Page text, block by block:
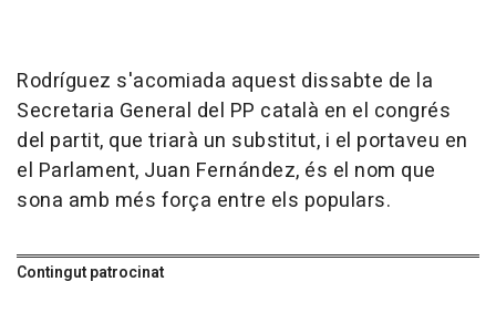
Rodríguez s'acomiada aquest dissabte de la
Secretaria General del PP català en el congrés
del partit, que triarà un substitut, i el portaveu en
el Parlament, Juan Fernández, és el nom que
sona amb més força entre els populars.
Contingut patrocinat